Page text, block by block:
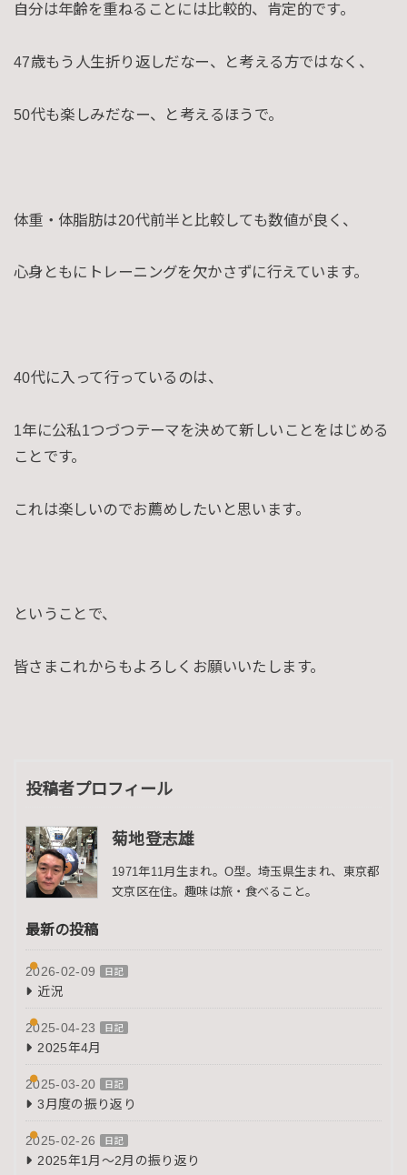
自分は年齢を重ねることには比較的、肯定的です。
47歳もう人生折り返しだなー、と考える方ではなく、
50代も楽しみだなー、と考えるほうで。
体重・体脂肪は20代前半と比較しても数値が良く、
心身ともにトレーニングを欠かさずに行えています。
40代に入って行っているのは、
1年に公私1つづつテーマを決めて新しいことをはじめる
ことです。
これは楽しいのでお薦めしたいと思います。
ということで、
皆さまこれからもよろしくお願いいたします。
投稿者プロフィール
菊地登志雄
1971年11月生まれ。O型。埼玉県生まれ、東京都
文京区在住。趣味は旅・食べること。
最新の投稿
2026-02-09 日記
近況
2025-04-23 日記
2025年4月
2025-03-20 日記
3月度の振り返り
2025-02-26 日記
2025年1月～2月の振り返り